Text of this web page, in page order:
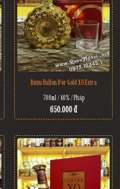
Rượu Ballon D'or Gold XO Extra
700ml / 40% / Pháp
650.000 đ